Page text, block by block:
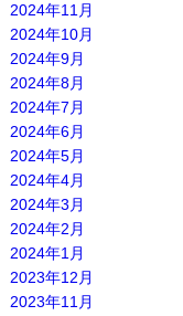
2024年11月
2024年10月
2024年9月
2024年8月
2024年7月
2024年6月
2024年5月
2024年4月
2024年3月
2024年2月
2024年1月
2023年12月
2023年11月